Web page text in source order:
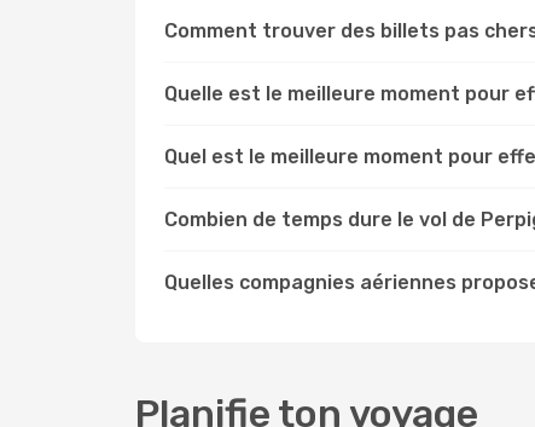
Comment trouver des billets pas
Quelle est le meilleure moment pour
Quel est le meilleure moment pour
Combien de temps dure le vol de
Quelles compagnies aériennes
Planifie ton voyage